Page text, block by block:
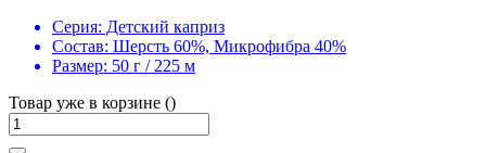
Серия: Детский каприз
Состав: Шерсть 60%, Микрофибра 40%
Размер: 50 г / 225 м
Товар уже в корзине ()